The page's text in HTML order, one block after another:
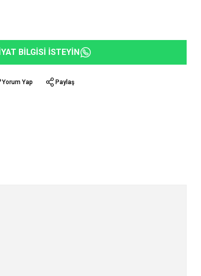
BİLGİSİ İSTEYİN
Yorum Yap Paylaş